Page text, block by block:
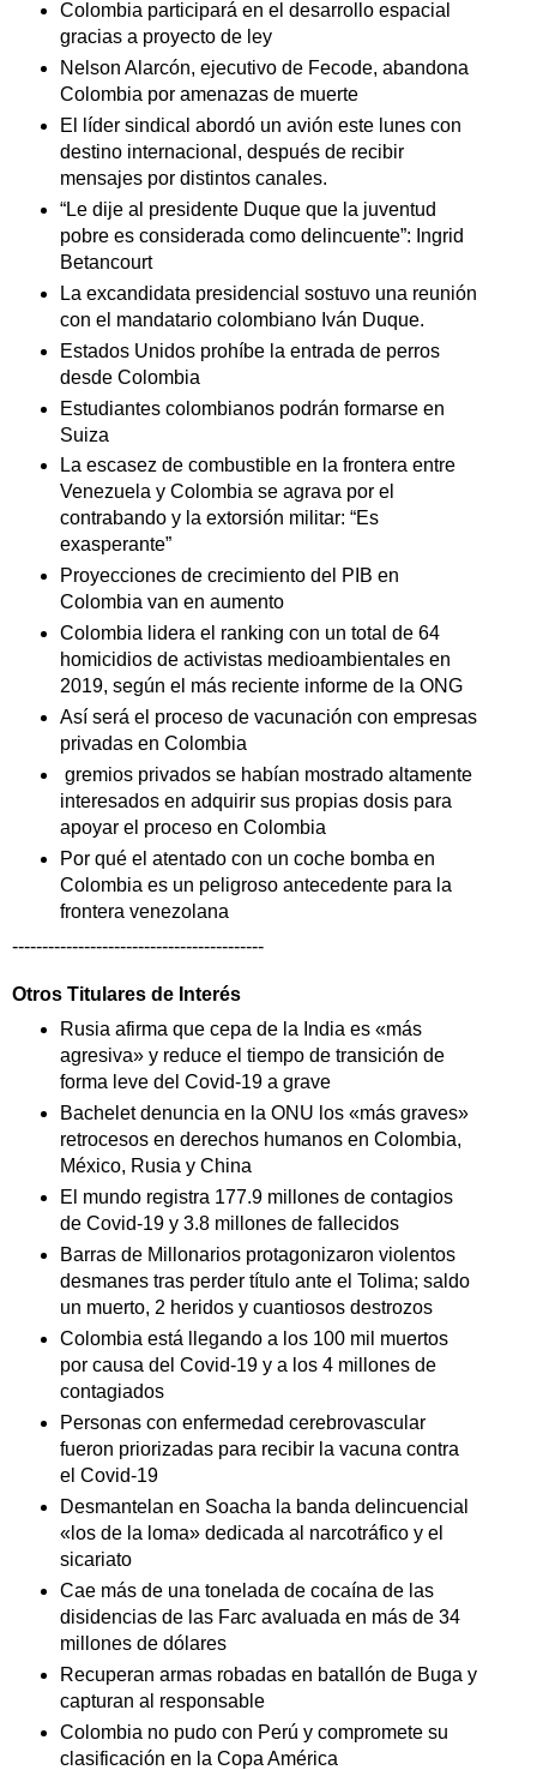
Colombia participará en el desarrollo espacial
gracias a proyecto de ley
Nelson Alarcón, ejecutivo de Fecode, abandona
Colombia por amenazas de muerte
El líder sindical abordó un avión este lunes con
destino internacional, después de recibir
mensajes por distintos canales.
“Le dije al presidente Duque que la juventud
pobre es considerada como delincuente”: Ingrid
Betancourt
La excandidata presidencial sostuvo una reunión
con el mandatario colombiano Iván Duque.
Estados Unidos prohíbe la entrada de perros
desde Colombia
Estudiantes colombianos podrán formarse en
Suiza
La escasez de combustible en la frontera entre
Venezuela y Colombia se agrava por el
contrabando y la extorsión militar: “Es
exasperante”
Proyecciones de crecimiento del PIB en
Colombia van en aumento
Colombia lidera el ranking con un total de 64
homicidios de activistas medioambientales en
2019, según el más reciente informe de la ONG
Así será el proceso de vacunación con empresas
privadas en Colombia
gremios privados se habían mostrado altamente
interesados en adquirir sus propias dosis para
apoyar el proceso en Colombia
Por qué el atentado con un coche bomba en
Colombia es un peligroso antecedente para la
frontera venezolana
------------------------------------------
Otros Titulares de Interés
Rusia afirma que cepa de la India es «más
agresiva» y reduce el tiempo de transición de
forma leve del Covid-19 a grave
Bachelet denuncia en la ONU los «más graves»
retrocesos en derechos humanos en Colombia,
México, Rusia y China
El mundo registra 177.9 millones de contagios
de Covid-19 y 3.8 millones de fallecidos
Barras de Millonarios protagonizaron violentos
desmanes tras perder título ante el Tolima; saldo
un muerto, 2 heridos y cuantiosos destrozos
Colombia está llegando a los 100 mil muertos
por causa del Covid-19 y a los 4 millones de
contagiados
Personas con enfermedad cerebrovascular
fueron priorizadas para recibir la vacuna contra
el Covid-19
Desmantelan en Soacha la banda delincuencial
«los de la loma» dedicada al narcotráfico y el
sicariato
Cae más de una tonelada de cocaína de las
disidencias de las Farc avaluada en más de 34
millones de dólares
Recuperan armas robadas en batallón de Buga y
capturan al responsable
Colombia no pudo con Perú y compromete su
clasificación en la Copa América